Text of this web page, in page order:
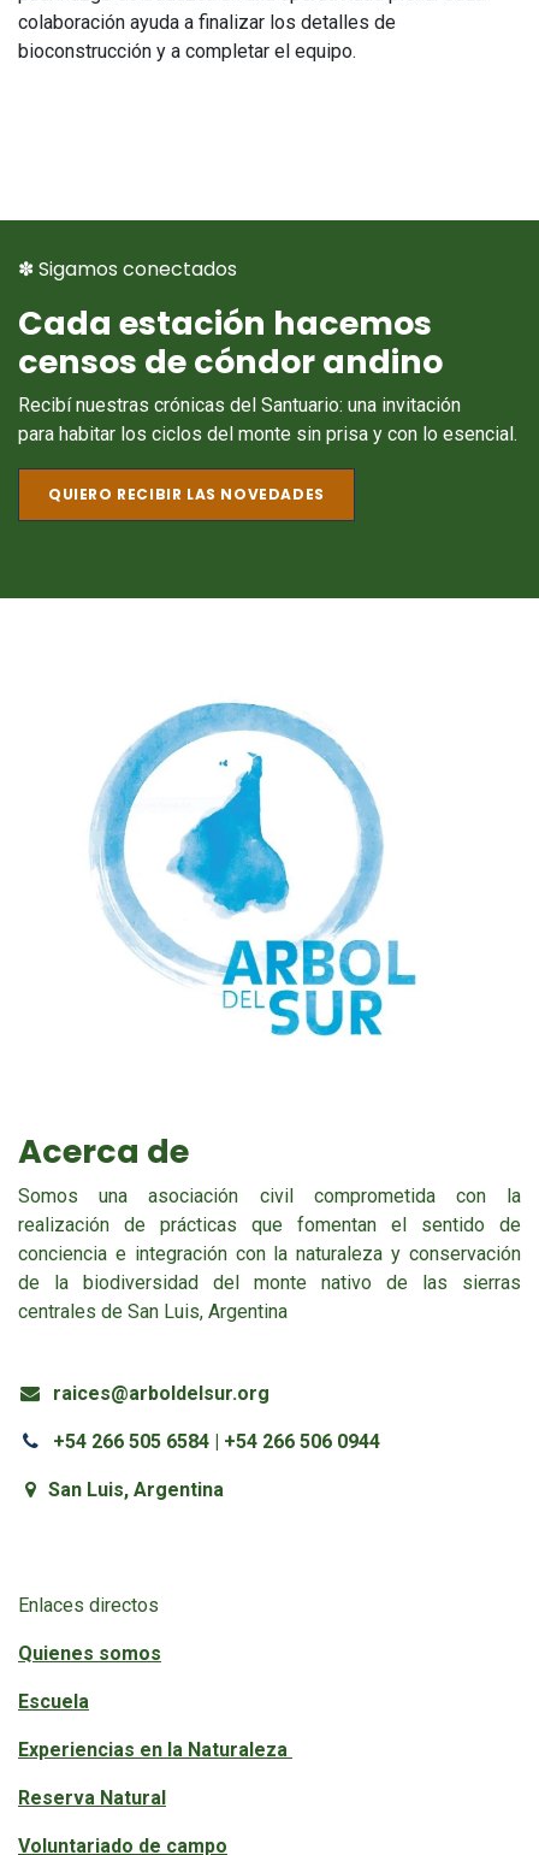
colaboración ayuda a finalizar los detalles de
bioconstrucción y a completar el equipo.
✽ Sigamos conectados
Cada estación hacemos
censos de cóndor andino
Recibí nuestras crónicas del Santuario: una invitación
para habitar los ciclos del monte sin prisa y con lo esencial.
QUIERO RECIBIR LAS NOVEDADES
Acerca de
Somos una asociación civil comprometida con la
realización de prácticas que fomentan el sentido de
conciencia e integración con la naturaleza y conservación
de la biodiversidad del monte nativo de las sierras
centrales de San Luis, Argentina
raices@arboldelsur.org
+54 266 505 6584 | +54 266 506 0944
San Luis, Argentina
Enlaces directos
Quienes somos
Escuela
Experiencias en la Naturaleza
Reserva Natural
Voluntariado de campo